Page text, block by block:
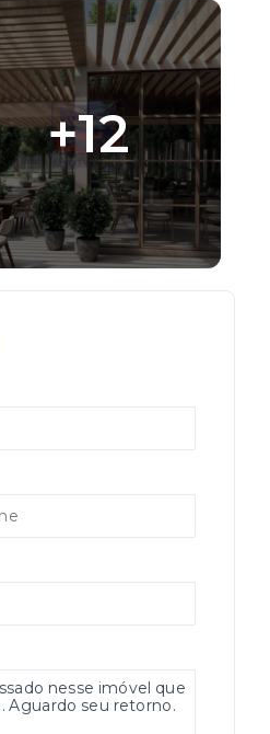
+12